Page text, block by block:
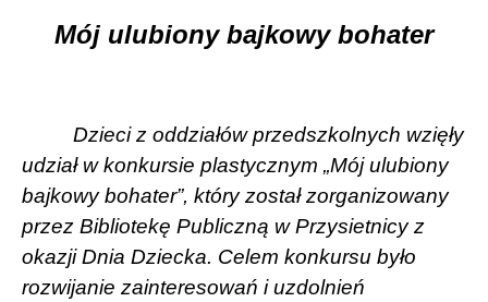
Treść
Mój ulubiony bajkowy bohater
Dzieci z oddziałów przedszkolnych wzięły
udział w konkursie plastycznym „Mój ulubiony
bajkowy bohater”, który został zorganizowany
przez Bibliotekę Publiczną w Przysietnicy z
okazji Dnia Dziecka. Celem konkursu było
rozwijanie zainteresowań i uzdolnień